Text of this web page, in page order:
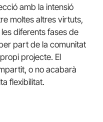
amb la intensió
moltes altres virtuts,
diferents fases de
part de la comunitat
projecte. El
o no acabarà
flexibilitat.